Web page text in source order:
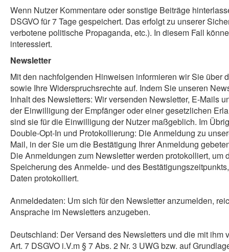
Wenn Nutzer Kommentare oder sonstige Beiträge
DSGVO für 7 Tage gespeichert. Das erfolgt zu unserer
verbotene politische Propaganda, etc.). In diesem Fall
interessiert.
Newsletter
Mit den nachfolgenden Hinweisen informieren wir Sie über
sowie Ihre Widerspruchsrechte auf. Indem Sie unseren
Inhalt des Newsletters: Wir versenden Newsletter, E-Mails
der Einwilligung der Empfänger oder einer gesetzlichen
sind sie für die Einwilligung der Nutzer maßgeblich. Im
Double-Opt-In und Protokollierung: Die Anmeldung zu
Mail, in der Sie um die Bestätigung Ihrer Anmeldung
Die Anmeldungen zum Newsletter werden protokolliert,
Speicherung des Anmelde- und des
Daten protokolliert.
Anmeldedaten: Um sich für den Newsletter anzumelden,
Ansprache im Newsletters anzugeben.
Deutschland: Der Versand des Newsletters und die mit
Art. 7 DSGVO i.V.m § 7 Abs. 2 Nr. 3 UWG bzw. auf